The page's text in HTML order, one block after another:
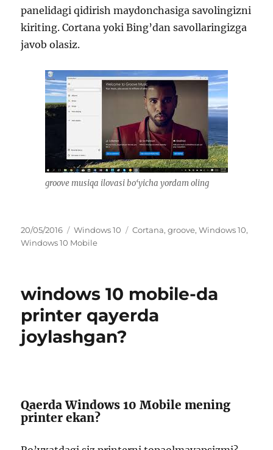
panelidagi qidirish maydonchasiga savolingizni
kiriting. Cortana yoki Bing’dan savollaringizga
javob olasiz.
groove musiqa ilovasi bo‘yicha yordam oling
Posted
on
20/05/2016 Categories
Windows 10 Tags
Cortana,groove,Windows 10,
Windows 10 Mobile
windows 10 mobile-da
printer qayerda
joylashgan?
Qaerda Windows 10 Mobile mening
printer ekan?